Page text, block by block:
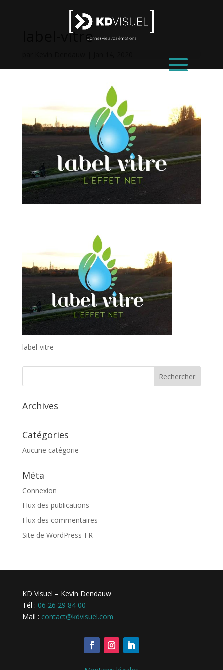
label-vitre
label-vitre
Archives
Catégories
Aucune catégorie
Méta
Connexion
Flux des publications
Flux des commentaires
Site de WordPress-FR
KD Visuel – Kevin Dendauw
Tél : 06 26 29 84 00
Mail : contact@kdvisuel.com